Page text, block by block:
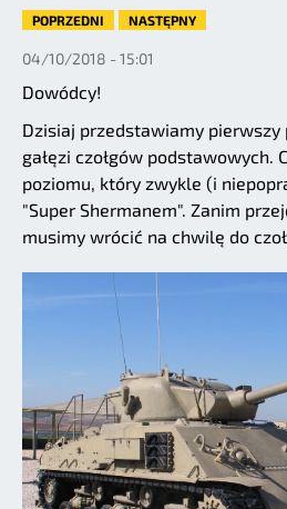
POPRZEDNI NASTĘPNY
04/10/2018 - 15:01
Dowódcy!
Dzisiaj przedstawiamy pierwszy
gałęzi czołgów podstawowych.
poziomu, który zwykle (i
"Super Shermanem". Zanim
musimy wrócić na chwilę do